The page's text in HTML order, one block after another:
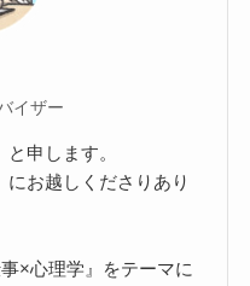
イザー
申します。
お越しくださりあり
×心理学』をテーマに